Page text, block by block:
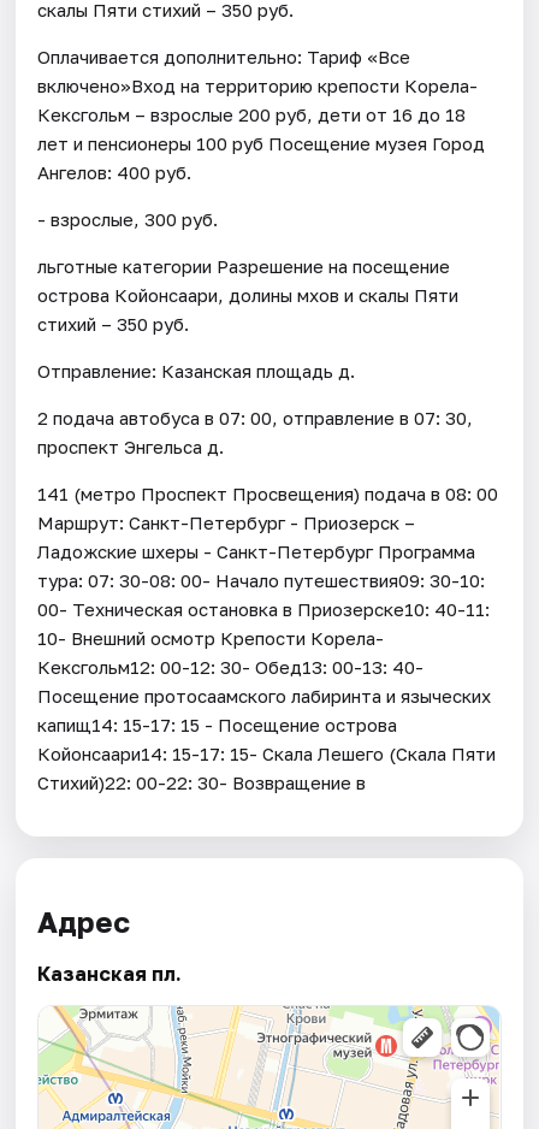
скалы Пяти стихий – 350 руб.
Оплачивается дополнительно: Тариф «Все
включено»Вход на территорию крепости Корела-
Кексгольм – взрослые 200 руб, дети от 16 до 18
лет и пенсионеры 100 руб Посещение музея Город
Ангелов: 400 руб.
- взрослые, 300 руб.
льготные категории Разрешение на посещение
острова Койонсаари, долины мхов и скалы Пяти
стихий – 350 руб.
Отправление: Казанская площадь д.
2 подача автобуса в 07: 00, отправление в 07: 30,
проспект Энгельса д.
141 (метро Проспект Просвещения) подача в 08: 00
Маршрут: Санкт-Петербург - Приозерск –
Ладожские шхеры - Санкт-Петербург Программа
тура: 07: 30-08: 00- Начало путешествия09: 30-10:
00- Техническая остановка в Приозерске10: 40-11:
10- Внешний осмотр Крепости Корела-
Кексгольм12: 00-12: 30- Обед13: 00-13: 40-
Посещение протосаамского лабиринта и языческих
капищ14: 15-17: 15 - Посещение острова
Койонсаари14: 15-17: 15- Скала Лешего (Скала Пяти
Стихий)22: 00-22: 30- Возвращение в
Адрес
Казанская пл.